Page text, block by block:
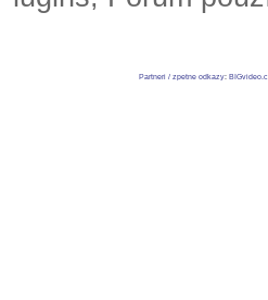
Partneri / zpetne odkazy: